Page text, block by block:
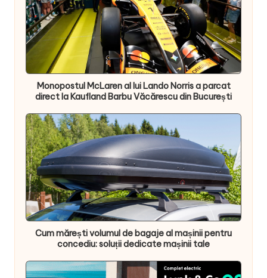
Monopostul McLaren al lui Lando Norris a parcat
direct la Kaufland Barbu Văcărescu din București
Cum mărești volumul de bagaje al mașinii pentru
concediu: soluții dedicate mașinii tale